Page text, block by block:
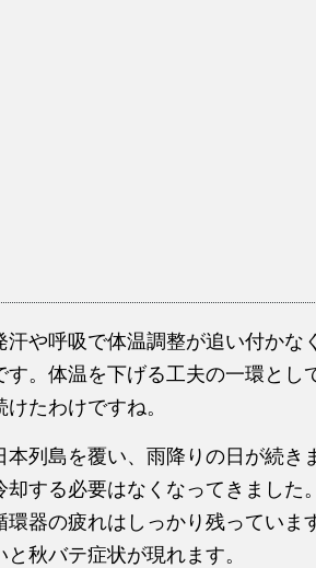
や呼吸で体温調整が追い付かな
。体温を下げる工夫の一環とし
たわけですね。
列島を覆い、雨降りの日が続き
する必要はなくなってきました
器の疲れはしっかり残っていま
秋バテ症状が現れます。